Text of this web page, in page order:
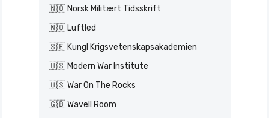
🇳🇴 Norsk Militært Tidsskrift
🇳🇴 Luftled
🇸🇪 Kungl Krigsvetenskapsakademien
🇺🇸 Modern War Institute
🇺🇸 War On The Rocks
🇬🇧 Wavell Room